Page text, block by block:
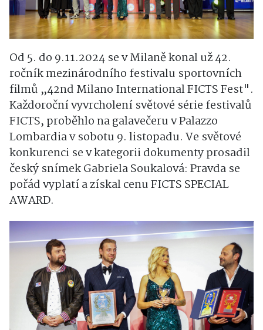
Od 5. do 9.11.2024 se v Milaně konal už 42.
ročník mezinárodního festivalu sportovních
filmů „42nd Milano International FICTS Fest".
Každoroční vyvrcholení světové série festivalů
FICTS, proběhlo na galavečeru v Palazzo
Lombardia v sobotu 9. listopadu. Ve světové
konkurenci se v kategorii dokumenty prosadil
český snímek Gabriela Soukalová: Pravda se
pořád vyplatí a získal cenu FICTS SPECIAL
AWARD.